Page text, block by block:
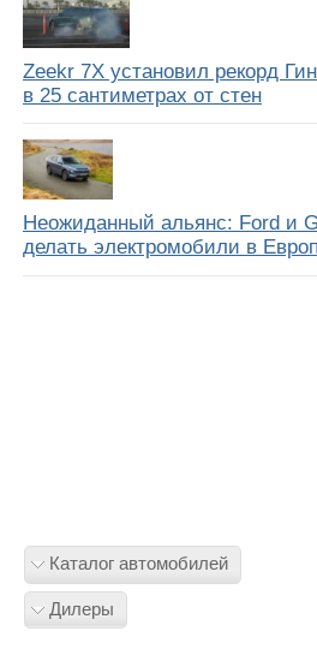
Zeekr 7X установил рекорд
в 25 сантиметрах от стен
Неожиданный альянс: Ford и
делать электромобили в
Каталог автомобилей
Дилеры